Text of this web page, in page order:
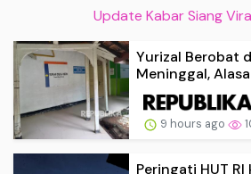
Update Kabar Siang
Yurizal Berobat
Meninggal,
9 hours ago
Peringati HUT RI